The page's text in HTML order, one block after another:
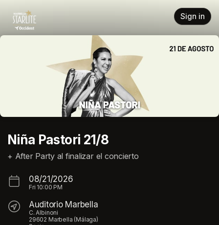
Sign in
Niña Pastori 21/8
+ After Party al finalizar el concierto
08/21/2026
Fri 10:00 PM
Auditorio Marbella
C. Albinoni
29602 Marbella (Málaga)